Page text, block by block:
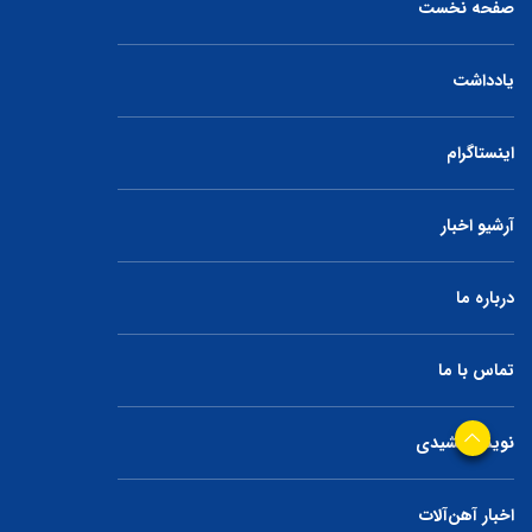
صفحه نخست
یادداشت
اینستاگرام
آرشیو اخبار
درباره ما
تماس با ما
نوید جمشیدی
اخبار آهن‌آلات